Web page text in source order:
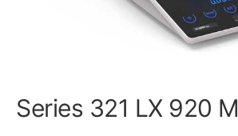
Series 321 LX 920 M